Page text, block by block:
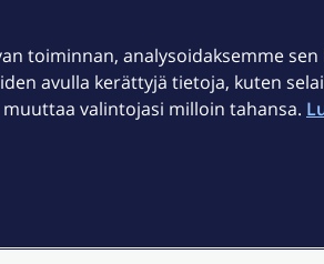
Kuuluvuuskartta
Asiakastiedotteet
OmaElisa-sovellus
toiminnan, analysoidaksemme
avulla kerättyjä tietoja, kuten
valintojasi milloin tahansa.